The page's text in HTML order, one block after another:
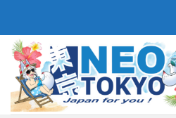
content